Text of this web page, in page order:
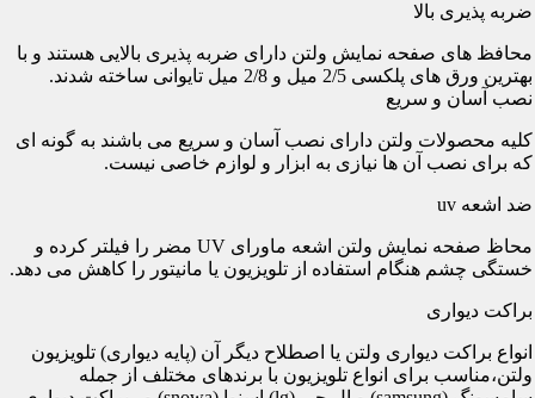
ضربه پذیری بالا
محافظ های صفحه نمایش ولتن دارای ضربه پذیری بالایی هستند و با
بهترین ورق های پلکسی 2/5 میل و 2/8 میل تایوانی ساخته شدند.
نصب آسان و سریع
کلیه محصولات ولتن دارای نصب آسان و سریع می باشند به گونه ای
که برای نصب آن ها نیازی به ابزار و لوازم خاصی نیست.
ضد اشعه uv
محاظ صفحه نمایش ولتن اشعه ماورای UV مضر را فیلتر کرده و
خستگی چشم هنگام استفاده از تلویزیون یا مانیتور را کاهش می دهد.
براکت دیواری
انواع براکت دیواری ولتن یا اصطلاح دیگر آن (پایه دیواری) تلویزیون
ولتن،مناسب برای انواع تلویزیون با برندهای مختلف از جمله